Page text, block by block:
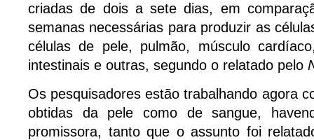
criadas de dois a sete dias, em
semanas necessárias para produzir as
células de pele, pulmão, músculo
intestinais e outras, segundo o relatado pelo
Os pesquisadores estão trabalhando agora
obtidas da pele como de sangue,
promissora, tanto que o assunto foi